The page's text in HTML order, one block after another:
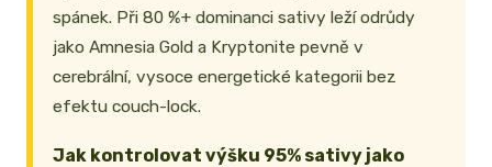
spánek. Při 80 %+ dominanci sativy leží odrůdy
jako Amnesia Gold a Kryptonite pevně v
cerebrální, vysoce energetické kategorii bez
efektu couch-lock.
Jak kontrolovat výšku 95% sativy jako